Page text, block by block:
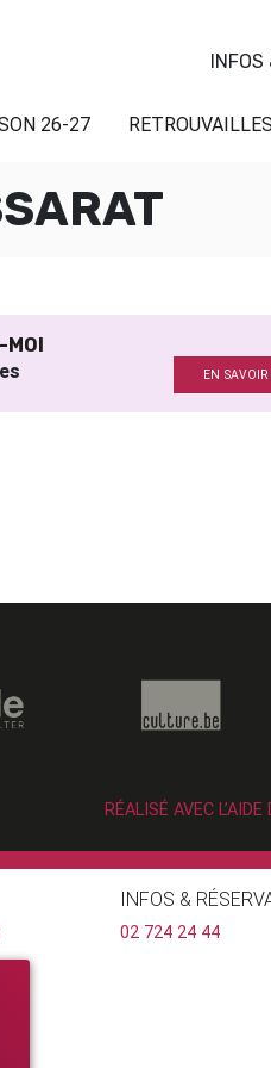
INFOS
26-27 RETROUVAILLES
MOI
EN SAVOIR
RÉALISÉ AVEC
INFOS &
02 724 24 44